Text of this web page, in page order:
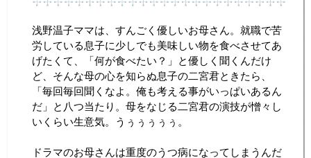
浅野温子ママは、すんごく優しいお母さん。就職で苦
労している息子に少しでも美味しい物を食べさせてあ
げたくて、「何が食べたい？」と優しく聞くんだけ
ど、そんな母の心を知らぬ息子の二宮君ときたら、
「毎回毎回聞くなよ。俺も考える事がいっぱいあるん
だ」と八つ当たり。母をなじる二宮君の演技が憎々し
いくらい生意気。うぅぅぅぅぅ。
ドラマのお母さんは重度のうつ病になってしまうんだ